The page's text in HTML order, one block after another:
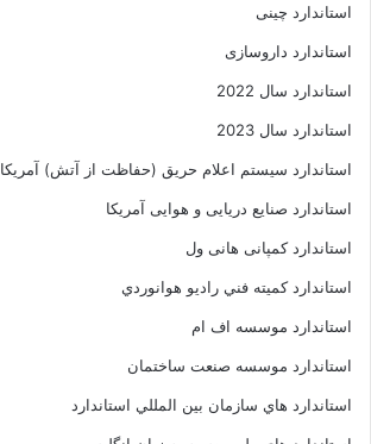
استاندارد چینی
استاندارد داروسازی
استاندارد سال 2022
استاندارد سال 2023
استاندارد سیستم اعلام حریق (حفاظت از آتش) آمریکا
استاندارد صنایع دریایی و هوایی آمریکا
استاندارد کمپانی هانی ول
استاندارد کميته فني راديو هوانوردي
استاندارد موسسه اف ام
استاندارد موسسه صنعت ساختمان
استاندارد هاي سازمان بين المللي استاندارد